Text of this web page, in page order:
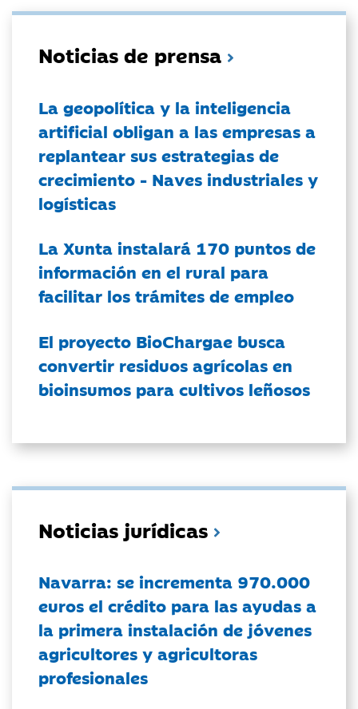
Noticias de prensa
La geopolítica y la inteligencia
artificial obligan a las empresas a
replantear sus estrategias de
crecimiento - Naves industriales y
logísticas
La Xunta instalará 170 puntos de
información en el rural para
facilitar los trámites de empleo
El proyecto BioChargae busca
convertir residuos agrícolas en
bioinsumos para cultivos leñosos
Noticias jurídicas
Navarra: se incrementa 970.000
euros el crédito para las ayudas a
la primera instalación de jóvenes
agricultores y agricultoras
profesionales